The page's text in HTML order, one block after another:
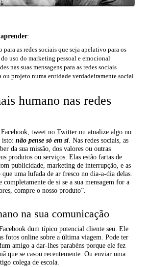
:
para as redes sociais que seja apelativo para os
uso do marketing pessoal e emocional
nas suas mensagens para as redes sociais
ou projeto numa entidade verdadeiramente social
humano nas redes
tweet no Twitter ou atualize algo no
isto: não pense só em si. Nas redes sociais, as
da sua missão, dos valores ou outras
produtos ou serviços. Elas estão fartas de
publicidade, marketing de interrupção, e as
que uma lufada de ar fresco no dia-a-dia delas.
completamente de si se a sua mensagem for a
compre o nosso produto”.
na sua comunicação
dum típico potencial cliente seu. Ele
fotos online sobre a última viagem. Pode ter
amigo a dar-lhes parabéns porque ele fez
que se casou recentemente. Ou enviar uma
colega de escola.